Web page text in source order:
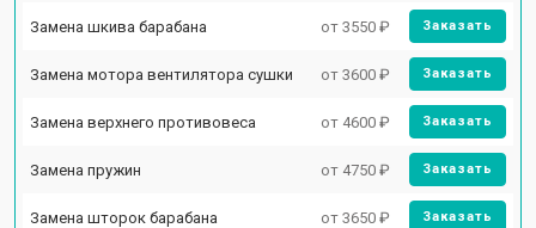
Замена шкива барабана от 3550 ₽ Заказать
Замена мотора вентилятора сушки от 3600 ₽ Заказать
Замена верхнего противовеса от 4600 ₽ Заказать
Замена пружин от 4750 ₽ Заказать
Замена шторок барабана от 3650 ₽ Заказать